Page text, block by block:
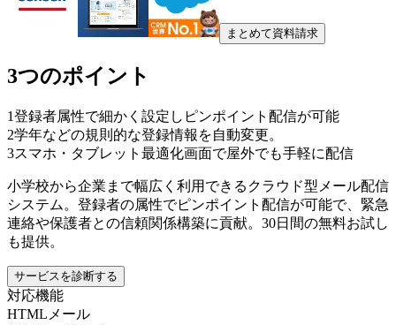
まとめて資料請求
3つのポイント
1登録者属性で細かく設定しピンポイント配信が可能
2学年などの規則的な登録情報を自動変更。
3スマホ・タブレット最適化画面で屋外でも手軽に配信
小学校から企業まで幅広く利用できるクラウド型メール配信
システム。登録者の属性でピンポイント配信が可能で、緊急
連絡や保護者との信頼関係構築に貢献。30日間の無料お試し
も提供。
サービスを診断する
対応機能
HTMLメール